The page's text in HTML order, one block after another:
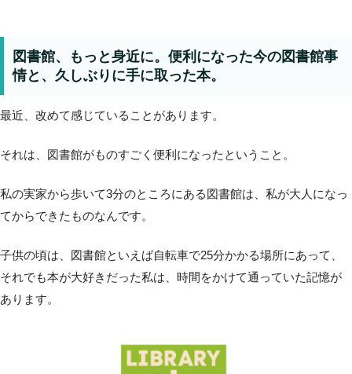
図書館、もっと身近に。便利になった今の図書館事
情と、久しぶりに手に取った本。
最近、改めて感じていることがあります。
それは、図書館がものすごく便利になったということ。
私の実家から歩いて3分のところにある図書館は、私が大人になっ
てからできたものなんです。
子供の頃は、図書館といえば自転車で25分かかる場所にあって、
それでも本が大好きだった私は、時間をかけて通っていた記憶が
あります。